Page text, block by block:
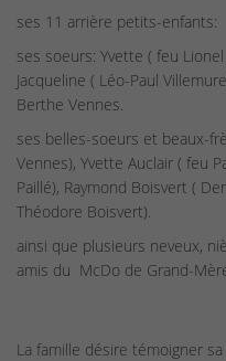
ses 11 arrière petits-enfants:
ses soeurs: Yvette ( feu Lionel
Jacqueline ( Léo-Paul
Berthe Vennes.
ses belles-soeurs et beaux-
Vennes), Yvette Auclair ( feu
Paillé), Raymond Boisvert (
Théodore Boisvert).
ainsi que plusieurs neveux,
amis du McDo de Grand-
La famille désire témoigner